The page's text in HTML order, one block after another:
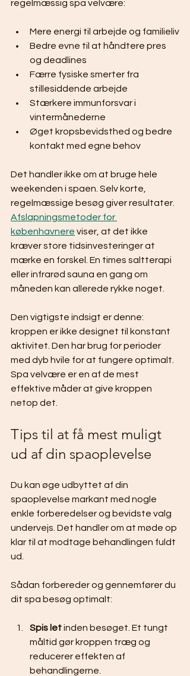
regelmæssig spa velvære:
Mere energi til arbejde og familieliv
Bedre evne til at håndtere pres
og deadlines
Færre fysiske smerter fra
stillesiddende arbejde
Stærkere immunforsvar i
vintermånederne
Øget kropsbevidsthed og bedre
kontakt med egne behov
Det handler ikke om at bruge hele
weekenden i spaen. Selv korte,
regelmæssige besøg giver resultater.
Afslapningsmetoder for
københavnere viser, at det ikke
kræver store tidsinvesteringer at
mærke en forskel. En times saltterapi
eller infrarød sauna en gang om
måneden kan allerede rykke noget.
Den vigtigste indsigt er denne:
kroppen er ikke designet til konstant
aktivitet. Den har brug for perioder
med dyb hvile for at fungere optimalt.
Spa velvære er en af de mest
effektive måder at give kroppen
netop det.
Tips til at få mest muligt
ud af din spaoplevelse
Du kan øge udbyttet af din
spaoplevelse markant med nogle
enkle forberedelser og bevidste valg
undervejs. Det handler om at møde op
klar til at modtage behandlingen fuldt
ud.
Sådan forbereder og gennemfører du
dit spa besøg optimalt:
Spis let inden besøget. Et tungt
måltid gør kroppen træg og
reducerer effekten af
behandlingerne.